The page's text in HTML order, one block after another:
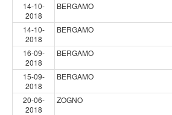
14-10-
2018
BERGAMO
14-10-
2018
BERGAMO
16-09-
2018
BERGAMO
15-09-
2018
BERGAMO
20-06-
2018
ZOGNO